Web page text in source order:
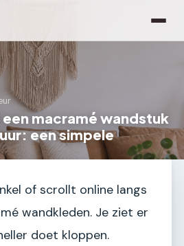
macramé wandstuk
een simpele
of scrollt online langs
wandkleden. Je ziet er
doet kloppen.